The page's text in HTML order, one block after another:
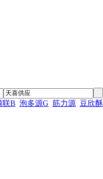
联B 泡多源G 筋力源 豆欣酥